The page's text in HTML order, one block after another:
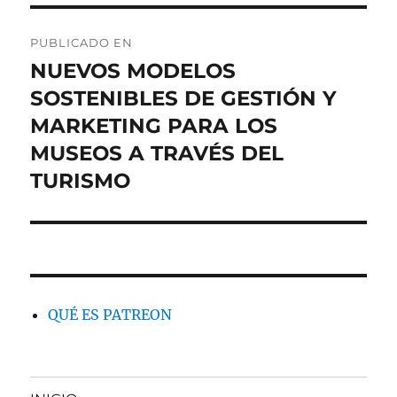
de
entradas
PUBLICADO EN
NUEVOS MODELOS
SOSTENIBLES DE GESTIÓN Y
MARKETING PARA LOS
MUSEOS A TRAVÉS DEL
TURISMO
QUÉ ES PATREON